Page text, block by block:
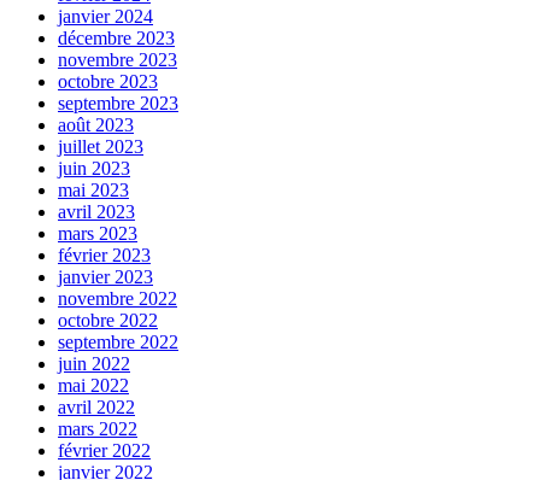
janvier 2024
décembre 2023
novembre 2023
octobre 2023
septembre 2023
août 2023
juillet 2023
juin 2023
mai 2023
avril 2023
mars 2023
février 2023
janvier 2023
novembre 2022
octobre 2022
septembre 2022
juin 2022
mai 2022
avril 2022
mars 2022
février 2022
janvier 2022